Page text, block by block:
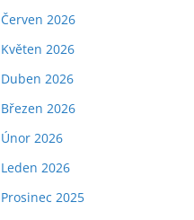
Červen 2026
Květen 2026
Duben 2026
Březen 2026
Únor 2026
Leden 2026
Prosinec 2025